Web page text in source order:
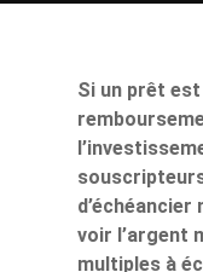
Si un prêt
voir l’argent
multiples à